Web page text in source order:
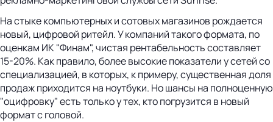
На стыке компьютерных и сотовых магазинов рождается
новый, цифровой ритейл. У компаний такого формата, по
оценкам ИК "Финам", чистая рентабельность составляет
15-20%. Как правило, более высокие показатели у сетей со
специализацией, в которых, к примеру, существенная доля
продаж приходится на ноутбуки. Но шансы на полноценную
"оцифровку" есть только у тех, кто погрузится в новый
формат с головой.